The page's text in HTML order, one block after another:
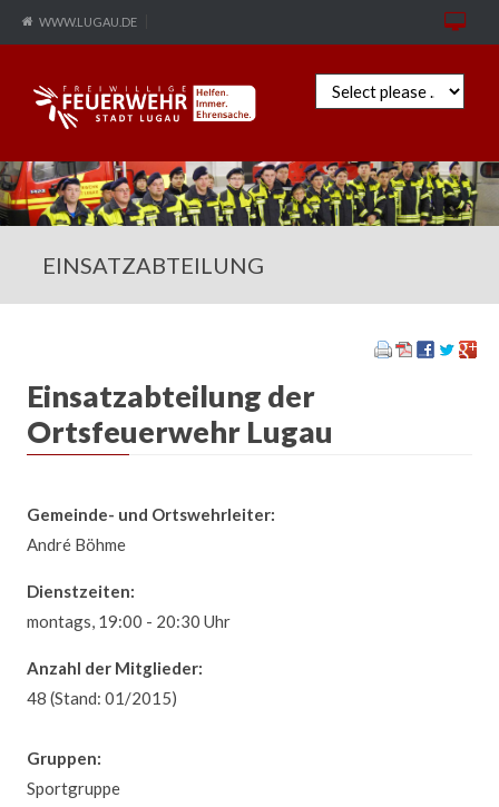
WWW.LUGAU.DE
Zielseite
EINSATZABTEILUNG
Einsatzabteilung der
Ortsfeuerwehr Lugau
Gemeinde- und Ortswehrleiter:
André Böhme
Dienstzeiten:
montags, 19:00 - 20:30 Uhr
Anzahl der Mitglieder:
48 (Stand: 01/2015)
Gruppen:
Sportgruppe